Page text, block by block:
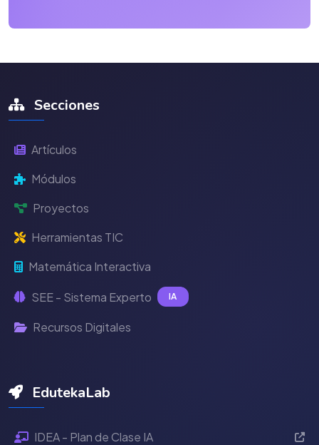
Secciones
Artículos
Módulos
Proyectos
Herramientas TIC
Matemática Interactiva
SEE - Sistema Experto IA
Recursos Digitales
EdutekaLab
IDEA - Plan de Clase IA